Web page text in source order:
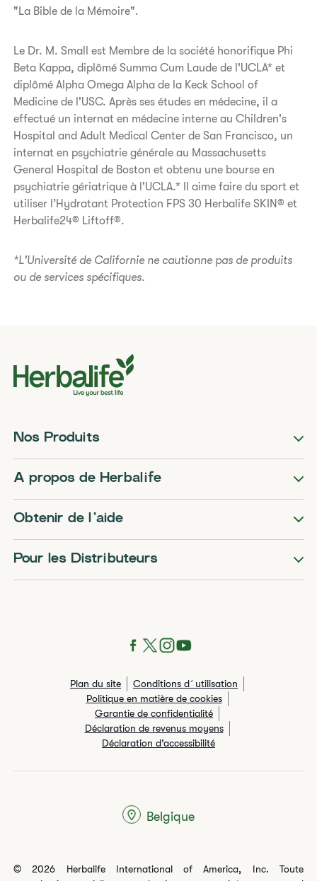
"La Bible de la Mémoire".
Le Dr. M. Small est Membre de la société honorifique Phi
Beta Kappa, diplômé Summa Cum Laude de l'UCLA* et
diplômé Alpha Omega Alpha de la Keck School of
Medicine de l'USC. Après ses études en médecine, il a
effectué un internat en médecine interne au Children's
Hospital and Adult Medical Center de San Francisco, un
internat en psychiatrie générale au Massachusetts
General Hospital de Boston et obtenu une bourse en
psychiatrie gériatrique à l'UCLA.* Il aime faire du sport et
utiliser l’Hydratant Protection FPS 30 Herbalife SKIN® et
Herbalife24® Liftoff®.
*L'Université de Californie ne cautionne pas de produits
ou de services spécifiques.
Nos Produits
A propos de Herbalife
Obtenir de l’aide
Pour les Distributeurs
Plan du site
Conditions d´utilisation
Politique en matière de cookies
Garantie de confidentialité
Déclaration de revenus moyens
Déclaration d’accessibilité
© 2026 Herbalife International of America, Inc. Toute
Belgique